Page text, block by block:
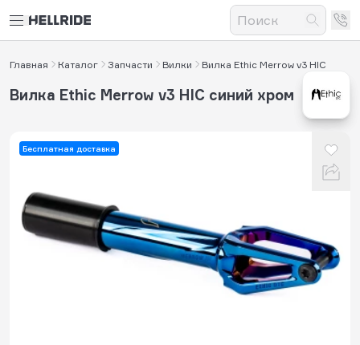
Главная Каталог Запчасти Вилки Вилка Ethic Merrow v3 HIC
Бесплатная доставка
Вилка Ethic Merrow v3 HIC синий хром